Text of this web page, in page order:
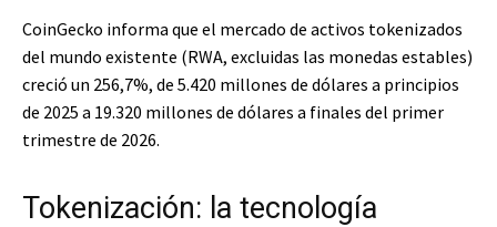
CoinGecko informa que el mercado de activos tokenizados
del mundo existente (RWA, excluidas las monedas estables)
creció un 256,7%, de 5.420 millones de dólares a principios
de 2025 a 19.320 millones de dólares a finales del primer
trimestre de 2026.
Tokenización: la tecnología